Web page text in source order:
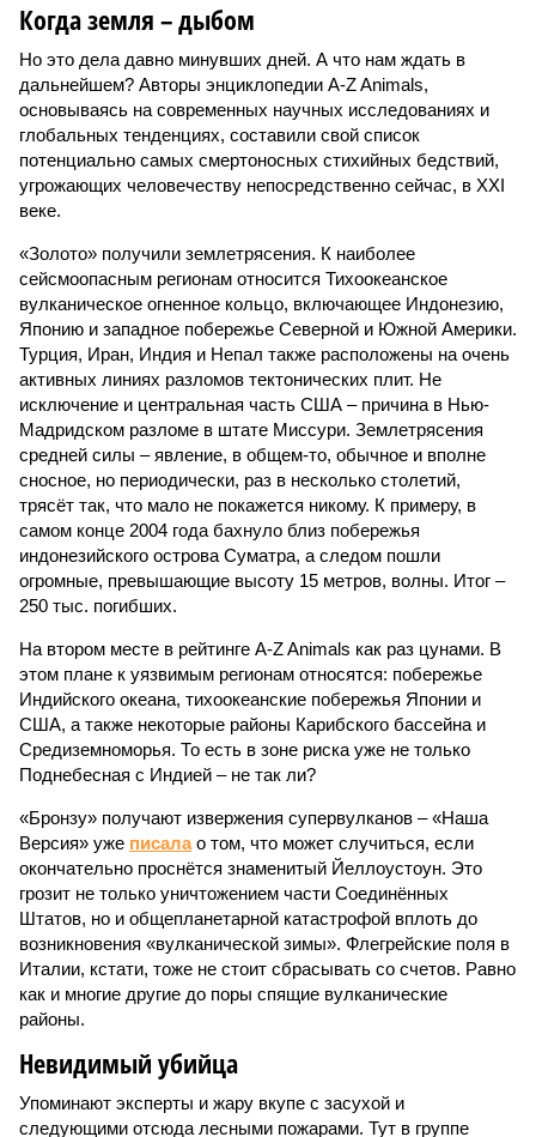
Когда земля – дыбом
Но это дела давно минувших дней. А что нам ждать в
дальнейшем? Авторы энциклопедии A-Z Animals,
основываясь на современных научных исследованиях и
глобальных тенденциях, составили свой список
потенциально самых смертоносных стихийных бедствий,
угрожающих человечеству непосредственно сейчас, в XXI
веке.
«Золото» получили землетрясения. К наиболее
сейсмоопасным регионам относится Тихоокеанское
вулканическое огненное кольцо, включающее Индонезию,
Японию и западное побережье Северной и Южной Америки.
Турция, Иран, Индия и Непал также расположены на очень
активных линиях разломов тектонических плит. Не
исключение и центральная часть США – причина в Нью-
Мадридском разломе в штате Миссури. Землетрясения
средней силы – явление, в общем-то, обычное и вполне
сносное, но периодически, раз в несколько столетий,
трясёт так, что мало не покажется никому. К примеру, в
самом конце 2004 года бахнуло близ побережья
индонезийского острова Суматра, а следом пошли
огромные, превышающие высоту 15 метров, волны. Итог –
250 тыс. погибших.
На втором месте в рейтинге A-Z Animals как раз цунами. В
этом плане к уязвимым регионам относятся: побережье
Индийского океана, тихо­океанские побережья Японии и
США, а также некоторые районы Карибского бассейна и
Средиземноморья. То есть в зоне риска уже не только
Поднебесная с Индией – не так ли?
«Бронзу» получают извержения супервулканов – «Наша
Версия» уже писалао том, что может случиться, если
окончательно проснётся знаменитый Йеллоустоун. Это
грозит не только уничтожением части Соединённых
Штатов, но и общепланетарной катастрофой вплоть до
возникновения «вулканической зимы». Флегрейские поля в
Италии, кстати, тоже не стоит сбрасывать со счетов. Равно
как и многие другие до поры спящие вулканические
районы.
Невидимый убийца
Упоминают эксперты и жару вкупе с засухой и
следующими отсюда лесными пожарами. Тут в группе